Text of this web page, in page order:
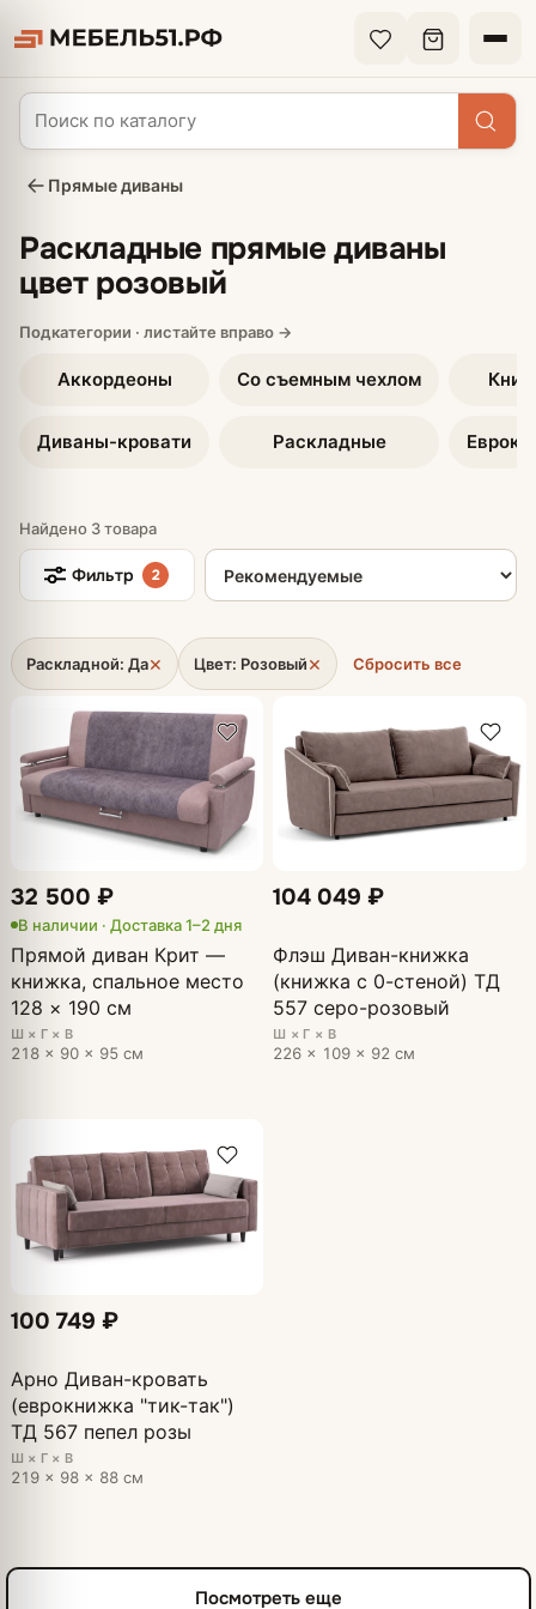
Прямые диваны
Раскладные прямые диваны
цвет розовый
Аккордеоны
Диваны-кровати
Со съемным чехлом
Раскладные
Найдено 3 товара
Фильтр 2
Сортировка товаров
Раскладной: Да× Цвет: Розовый× Сбросить все
32 500 ₽
В наличии · Доставка 1–2 дня
Прямой диван Крит —
книжка, спальное место
128 × 190 см
Ш × Г × В
218 × 90 × 95 см
104 049 ₽
Флэш Диван-книжка
(книжка с 0-стеной) ТД
557 серо-розовый
Ш × Г × В
226 × 109 × 92 см
100 749 ₽
Арно Диван-кровать
(еврокнижка "тик-так")
ТД 567 пепел розы
Ш × Г × В
219 × 98 × 88 см
Посмотреть еще